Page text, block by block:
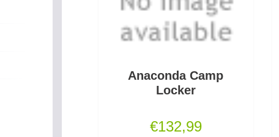
Anaconda Camp
Locker
€132,99